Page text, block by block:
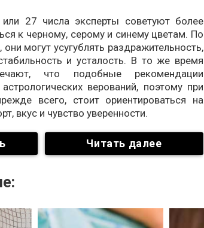
27 числа эксперты советуют более
к черному, серому и синему цветам. По
могут усугублять раздражительность,
и усталость. В то же время
что подобные рекомендации
верований, поэтому при
всего, стоит ориентироваться на
вкус и чувство уверенности.
Читать далее